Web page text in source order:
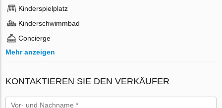
Kinderspielplatz
Kinderschwimmbad
Concierge
Mehr anzeigen
KONTAKTIEREN SIE DEN VERKÄUFER